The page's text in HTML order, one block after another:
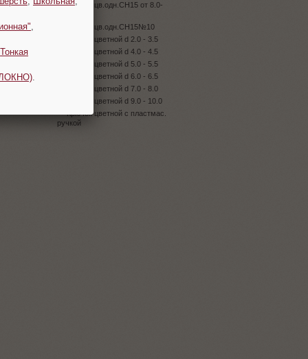
Крючок цв.одн.CH15 от 8.0-
Крючок цв.одн.CH15№10
Крючок цветной d 2.0 - 3.5
Крючок цветной d 4.0 - 4.5
Крючок цветной d 5.0 - 5.5
Крючок цветной d 6.0 - 6.5
Крючок цветной d 7.0 - 8.0
Крючок цветной d 9.0 - 10.0
Крючок цветной с пластмас.
ручкой
Тонкая